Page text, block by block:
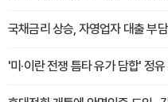
국채금리 상승, 자영업자 대출 부
'미·이란 전쟁 틈타 유가 담합' 정